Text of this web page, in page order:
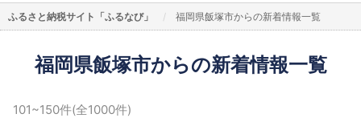
ふるさと納税サイト「ふるなび」 福岡県飯塚市からの新着情報一覧
福岡県飯塚市からの新着情報一覧
101~150件(全1000件)